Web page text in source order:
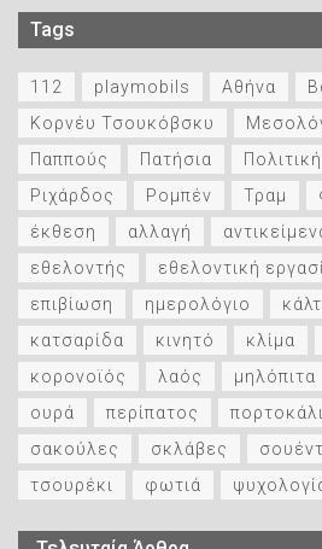
Tags
112 playmobils Αθήνα
Κορνέυ Τσουκόβσκυ
Παππούς
Πατήσια
Ριχάρδος
Ρομπέν Τραμ
έκθεση
αλλαγή
εθελοντής
εθελοντική
επιβίωση
ημερολόγιο
κατσαρίδα
κινητό κλίμα
κορονοϊός
λαός μηλόπιτα
ουρά
περίπατος πορτοκάλι
σακούλες
σκλάβες σουέντ
τσουρέκι
φωτιά